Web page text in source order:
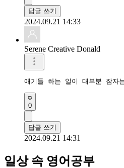
답글 쓰기
2024.09.21 14:33
Serene Creative Donald
애기들 하는 일이 대부분 잠자
0
답글 쓰기
2024.09.21 14:31
일상 속 영어공부